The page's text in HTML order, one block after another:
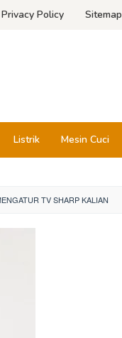
Privacy Policy Sitemap
Listrik Mesin Cuci
TV SHARP KALIAN